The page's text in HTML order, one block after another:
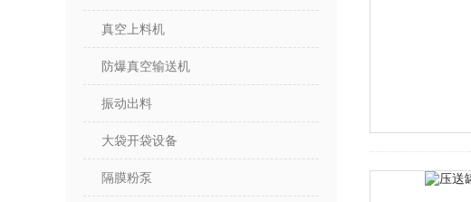
真空上料机
防爆真空输送机
振动出料
大袋开袋设备
隔膜粉泵